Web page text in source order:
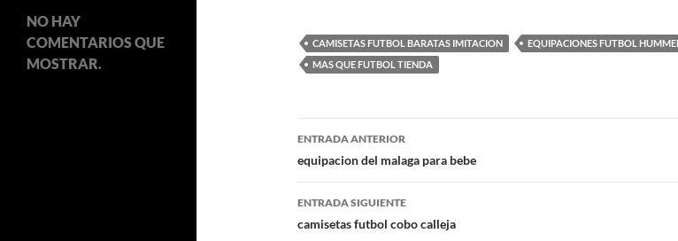
CAMISETAS FUTBOL BARATAS IMITACION
EQUIPACIONES FUTBOL
MAS QUE FUTBOL TIENDA
Navegación
de
entradas
ENTRADA ANTERIOR
equipacion del malaga para bebe
ENTRADA SIGUIENTE
camisetas futbol cobo calleja
NO HAY
COMENTARIOS QUE
MOSTRAR.